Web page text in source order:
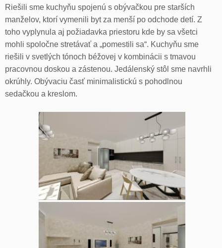
Riešili sme kuchyňu spojenú s obývačkou pre starších
manželov, ktorí vymenili byt za menší po odchode detí. Z
toho vyplynula aj požiadavka priestoru kde by sa všetci
mohli spoločne stretávať a „pomestili sa“. Kuchyňu sme
riešili v svetlých tónoch béžovej v kombinácii s tmavou
pracovnou doskou a zástenou. Jedálenský stôl sme navrhli
okrúhly. Obývaciu časť minimalistickú s pohodlnou
sedačkou a kreslom.